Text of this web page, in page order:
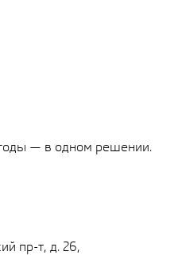
— в одном решении.
пр-т, д. 26,